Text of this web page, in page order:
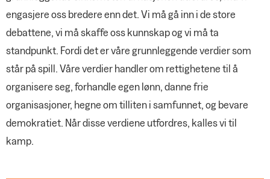
engasjere oss bredere enn det. Vi må gå inn i de store
debattene, vi må skaffe oss kunnskap og vi må ta
standpunkt. Fordi det er våre grunnleggende verdier som
står på spill. Våre verdier handler om rettighetene til å
organisere seg, forhandle egen lønn, danne frie
organisasjoner, hegne om tilliten i samfunnet, og bevare
demokratiet. Når disse verdiene utfordres, kalles vi til
kamp.